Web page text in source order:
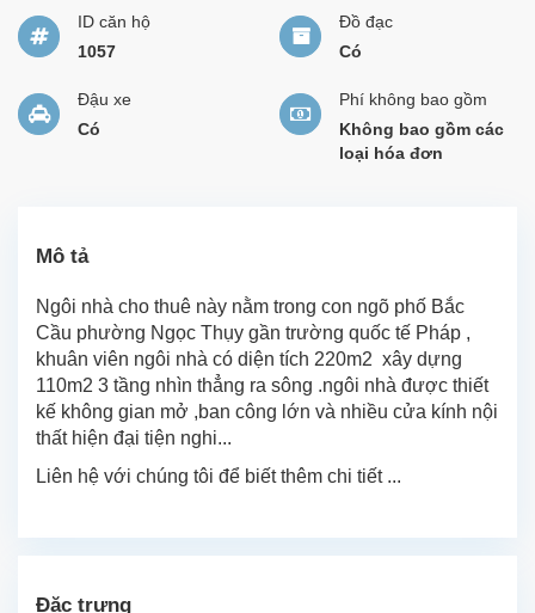
ID căn hộ
1057
Đồ đạc
Có
Đậu xe
Có
Phí không bao gồm
Không bao gồm các
loại hóa đơn
Mô tả
Ngôi nhà cho thuê này nằm trong con ngõ phố Bắc
Cầu phường Ngọc Thụy gần trường quốc tế Pháp ,
khuân viên ngôi nhà có diện tích 220m2 xây dựng
110m2 3 tầng nhìn thẳng ra sông .ngôi nhà được thiết
kế không gian mở ,ban công lớn và nhiều cửa kính nội
thất hiện đại tiện nghi...
Liên hệ với chúng tôi để biết thêm chi tiết ...
Đặc trưng